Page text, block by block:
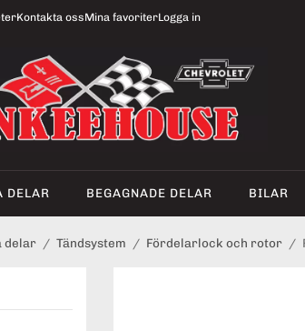
Kontakta ossMina favoriterLogga in
DELAR BEGAGNADE DELAR BILAR
delar / Tändsystem / Fördelarlock och rotor /